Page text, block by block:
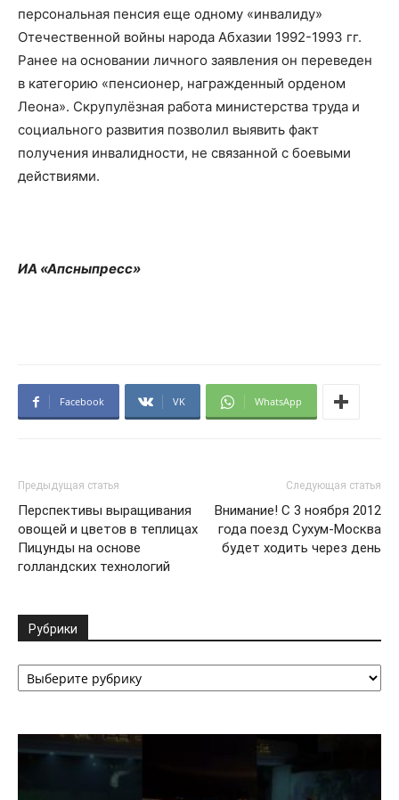
персональная пенсия еще одному «инвалиду»
Отечественной войны народа Абхазии 1992-1993 гг.
Ранее на основании личного заявления он переведен
в категорию «пенсионер, награжденный орденом
Леона». Скрупулёзная работа министерства труда и
социального развития позволил выявить факт
получения инвалидности, не связанной с боевыми
действиями.
ИА «Апсныпресс»
Facebook VK WhatsApp
Предыдущая статья
Перспективы выращивания
овощей и цветов в теплицах
Пицунды на основе
голландских технологий
Следующая статья
Внимание! С 3 ноября 2012
года поезд Сухум-Москва
будет ходить через день
Рубрики
Рубрики